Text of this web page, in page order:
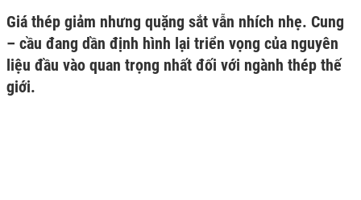
Giá thép giảm nhưng quặng sắt vẫn nhích nhẹ. Cung
– cầu đang dần định hình lại triển vọng của nguyên
liệu đầu vào quan trọng nhất đối với ngành thép thế
giới.